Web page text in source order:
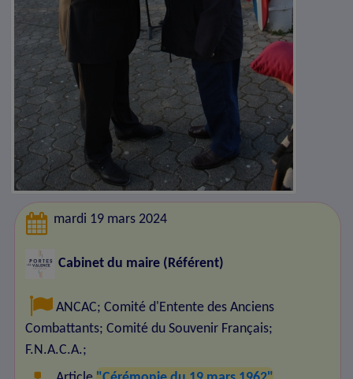
mardi 19 mars 2024
Cabinet du maire (Référent)
ANCAC;Comité d'Entente des Anciens
Combattants; Comité du Souvenir Français;
F.N.A.C.A.;